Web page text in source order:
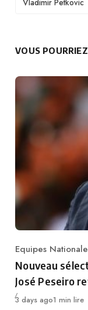
Vladimir Petkovic
VOUS
Category
Equipes
Nouveau
José Peseiro
Publié
3 days ago1 min lire